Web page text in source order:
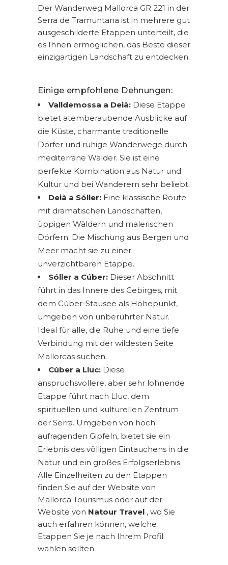
Der Wanderweg Mallorca GR 221 in der
Serra de Tramuntana ist in mehrere gut
ausgeschilderte Etappen unterteilt, die
es Ihnen ermöglichen, das Beste dieser
einzigartigen Landschaft zu entdecken.
Einige empfohlene Dehnungen:
Valldemossa a Deià: Diese Etappe
bietet atemberaubende Ausblicke auf
die Küste, charmante traditionelle
Dörfer und ruhige Wanderwege durch
mediterrane Wälder. Sie ist eine
perfekte Kombination aus Natur und
Kultur und bei Wanderern sehr beliebt.
Deià a Sóller: Eine klassische Route
mit dramatischen Landschaften,
üppigen Wäldern und malerischen
Dörfern. Die Mischung aus Bergen und
Meer macht sie zu einer
unverzichtbaren Etappe.
Sóller a Cúber: Dieser Abschnitt
führt in das Innere des Gebirges, mit
dem Cúber-Stausee als Höhepunkt,
umgeben von unberührter Natur.
Ideal für alle, die Ruhe und eine tiefe
Verbindung mit der wildesten Seite
Mallorcas suchen.
Cúber a Lluc: Diese
anspruchsvollere, aber sehr lohnende
Etappe führt nach Lluc, dem
spirituellen und kulturellen Zentrum
der Serra. Umgeben von hoch
aufragenden Gipfeln, bietet sie ein
Erlebnis des völligen Eintauchens in die
Natur und ein großes Erfolgserlebnis.
Alle Einzelheiten zu den Etappen
finden Sie auf der Website von
Mallorca Tourismus oder auf der
Website von Natour Travel , wo Sie
auch erfahren können, welche
Etappen Sie je nach Ihrem Profil
wählen sollten.